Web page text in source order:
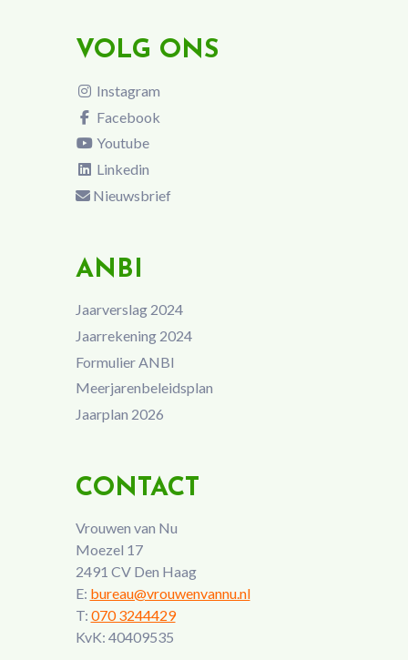
VOLG ONS
Instagram
Facebook
Youtube
Linkedin
Nieuwsbrief
ANBI
Jaarverslag 2024
Jaarrekening 2024
Formulier ANBI
Meerjarenbeleidsplan
Jaarplan 2026
CONTACT
Vrouwen van Nu
Moezel 17
2491 CV Den Haag
E: bureau@vrouwenvannu.nl
T: 070 3244429
KvK: 40409535